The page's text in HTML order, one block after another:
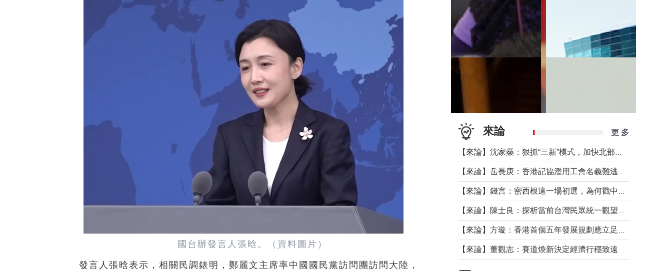
國台辦發言人張晗。（資料圖片）
發言人張晗表示，相關民調錶明，鄭麗文主席率中國國民黨訪問團訪問大陸，
來論 更 多
【來論】董觀志：賽道煥新決定經濟行穩致遠